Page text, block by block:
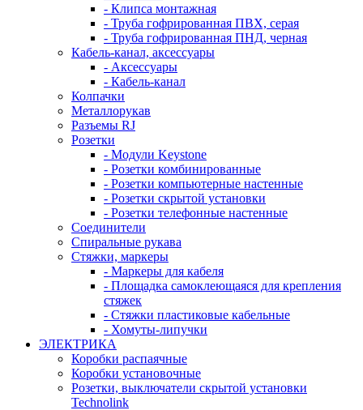
- Клипса монтажная
- Труба гофрированная ПВХ, серая
- Труба гофрированная ПНД, черная
Кабель-канал, аксессуары
- Аксессуары
- Кабель-канал
Колпачки
Металлорукав
Разъемы RJ
Розетки
- Модули Keystone
- Розетки комбинированные
- Розетки компьютерные настенные
- Розетки скрытой установки
- Розетки телефонные настенные
Соединители
Спиральные рукава
Стяжки, маркеры
- Маркеры для кабеля
- Площадка самоклеющаяся для крепления
стяжек
- Стяжки пластиковые кабельные
- Хомуты-липучки
ЭЛЕКТРИКА
Коробки распаячные
Коробки установочные
Розетки, выключатели скрытой установки
Technolink